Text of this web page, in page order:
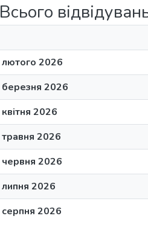
Всього
лютого 2026
березня 2026
квітня 2026
травня 2026
червня 2026
липня 2026
серпня 2026